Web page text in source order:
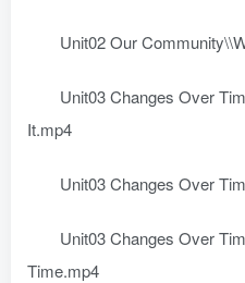
Unit02 Our
Unit03 Changes Over
It.mp4
Unit03 Changes Over
Unit03 Changes Over
Time.mp4